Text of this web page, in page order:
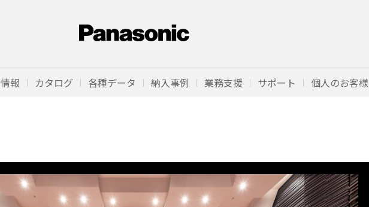
報 カタログ 各種データ 納入事例 業務支援 サポート 個人のお客様